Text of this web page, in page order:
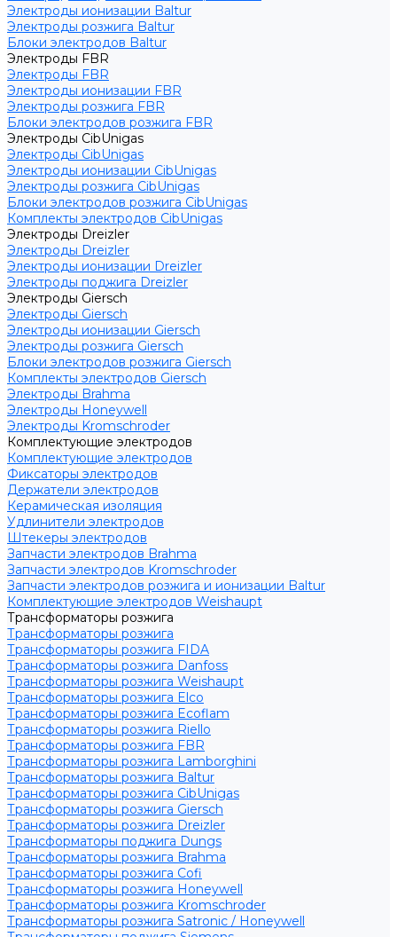
Электроды ионизации Baltur
Электроды розжига Baltur
Блоки электродов Baltur
Электроды FBR
Электроды FBR
Электроды ионизации FBR
Электроды розжига FBR
Блоки электродов розжига FBR
Электроды CibUnigas
Электроды CibUnigas
Электроды ионизации CibUnigas
Электроды розжига CibUnigas
Блоки электродов розжига CibUnigas
Комплекты электродов CibUnigas
Электроды Dreizler
Электроды Dreizler
Электроды ионизации Dreizler
Электроды поджига Dreizler
Электроды Giersch
Электроды Giersch
Электроды ионизации Giersch
Электроды розжига Giersch
Блоки электродов розжига Giersch
Комплекты электродов Giersch
Электроды Brahma
Электроды Honeywell
Электроды Kromschroder
Комплектующие электродов
Комплектующие электродов
Фиксаторы электродов
Держатели электродов
Керамическая изоляция
Удлинители электродов
Штекеры электродов
Запчасти электродов Brahma
Запчасти электродов Kromschroder
Запчасти электродов розжига и ионизации Baltur
Комплектующие электродов Weishaupt
Трансформаторы розжига
Трансформаторы розжига
Трансформаторы розжига FIDA
Трансформаторы розжига Danfoss
Трансформаторы розжига Weishaupt
Трансформаторы розжига Elco
Трансформаторы розжига Ecoflam
Трансформаторы розжига Riello
Трансформаторы розжига FBR
Трансформаторы розжига Lamborghini
Трансформаторы розжига Baltur
Трансформаторы розжига CibUnigas
Трансформаторы розжига Giersch
Трансформаторы розжига Dreizler
Трансформаторы поджига Dungs
Трансформаторы розжига Brahma
Трансформаторы розжига Cofi
Трансформаторы розжига Honeywell
Трансформаторы розжига Kromschroder
Трансформаторы розжига Satronic / Honeywell